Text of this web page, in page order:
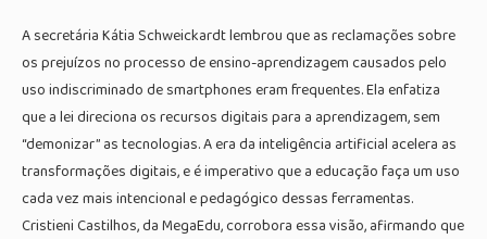
A secretária Kátia Schweickardt lembrou que as reclamações sobre
os prejuízos no processo de ensino-aprendizagem causados pelo
uso indiscriminado de smartphones eram frequentes. Ela enfatiza
que a lei direciona os recursos digitais para a aprendizagem, sem
“demonizar” as tecnologias. A era da inteligência artificial acelera as
transformações digitais, e é imperativo que a educação faça um uso
cada vez mais intencional e pedagógico dessas ferramentas.
Cristieni Castilhos, da MegaEdu, corrobora essa visão, afirmando que